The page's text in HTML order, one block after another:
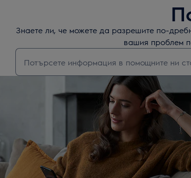
Знаете ли, че можете да разрешите по-
вашия проблем
Въведете текст за да потърсите статии